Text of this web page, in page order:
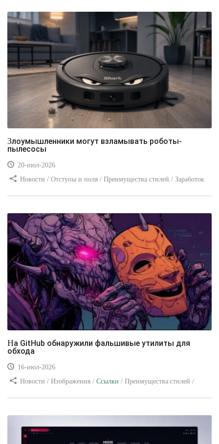
Злоумышленники могут взламывать роботы-
пылесосы
20-июл-2026
Новости / Отступы и поля / Преимущества стилей / Заработок
На GitHub обнаружили фальшивые утилиты для
обхода
16-июл-2026
Новости / Изображения / Ссылки / Преимущества стилей /